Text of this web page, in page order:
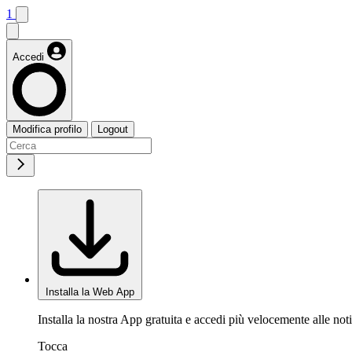
1
Accedi
Modifica profilo Logout
Installa la Web App
Installa la nostra App gratuita e accedi più velocemente alle
Tocca